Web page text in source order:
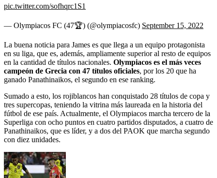
pic.twitter.com/sofhqrc1S1
— Olympiacos FC (47🏆) (@olympiacosfc) September 15, 2022
La buena noticia para James es que llega a un equipo protagonista
en su liga, que es, además, ampliamente superior al resto de equipos
en la cantidad de títulos nacionales. Olympiacos es el más veces
campeón de Grecia con 47 títulos oficiales, por los 20 que ha
ganado Panathinaikos, el segundo en ese ranking.
Sumado a esto, los rojiblancos han conquistado 28 títulos de copa y
tres supercopas, teniendo la vitrina más laureada en la historia del
fútbol de ese país. Actualmente, el Olympiacos marcha tercero de la
Superliga con ocho puntos en cuatro partidos disputados, a cuatro de
Panathinaikos, que es líder, y a dos del PAOK que marcha segundo
con diez unidades.